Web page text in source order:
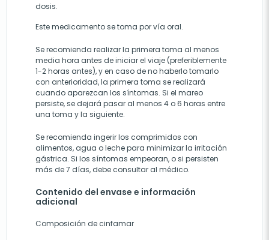
dosis.
Este medicamento se toma por vía oral.
Se recomienda realizar la primera toma al menos
media hora antes de iniciar el viaje (preferiblemente
1-2 horas antes), y en caso de no haberlo tomarlo
con anterioridad, la primera toma se realizará
cuando aparezcan los síntomas. Si el mareo
persiste, se dejará pasar al menos 4 o 6 horas entre
una toma y la siguiente.
Se recomienda ingerir los comprimidos con
alimentos, agua o leche para minimizar la irritación
gástrica. Si los síntomas empeoran, o si persisten
más de 7 días, debe consultar al médico.
Contenido del envase e información
adicional
Composición de cinfamar